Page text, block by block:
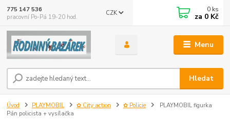
Menu
CZK
Hledat
775 147 536
pracovní Po-Pá 19-20 hod.
0 ks
za 0 Kč
Úvod PLAYMOBIL ✿ City action ✿ Policie
PLAYMOBIL figurka
Pán policista + vysílačka